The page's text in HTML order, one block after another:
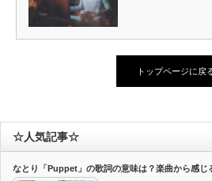
トップページに戻
☆人気記事☆
なとり「Puppet」の歌詞の意味は？楽曲から感じ